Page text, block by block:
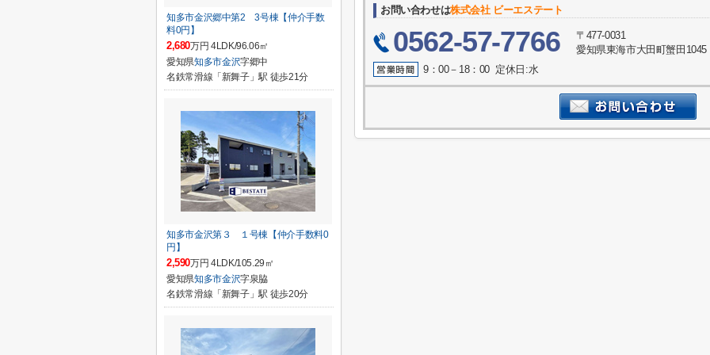
お問い合わせは株式会社 ビーエステート
0562-57-7766
〒477-0031
愛知県東海市大田町蟹田1045
9：00－18：00 定休日:水
知多市金沢郷中第2 3号棟【仲介手数
料0円】
2,680万円 4LDK/96.06㎡
愛知県知多市金沢字郷中
名鉄常滑線「新舞子」駅 徒歩21分
知多市金沢第３ １号棟【仲介手数料0
円】
2,590万円 4LDK/105.29㎡
愛知県知多市金沢字泉脇
名鉄常滑線「新舞子」駅 徒歩20分